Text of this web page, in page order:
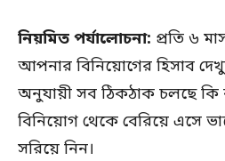
নিয়মিত পর্যালোচনা: প্রতি ৬
আপনার বিনিয়োগের হিসাব
অনুযায়ী সব ঠিকঠাক চলছে কি
বিনিয়োগ থেকে বেরিয়ে এসে
সরিয়ে নিন।